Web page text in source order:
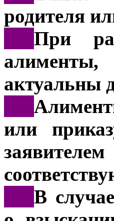
родителя
При
актуальны
или
В